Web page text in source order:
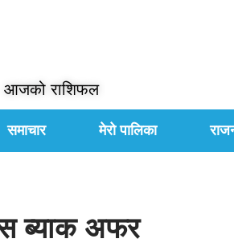
आजको राशिफल
समाचार मेरो पालिका
ब्याक अफर